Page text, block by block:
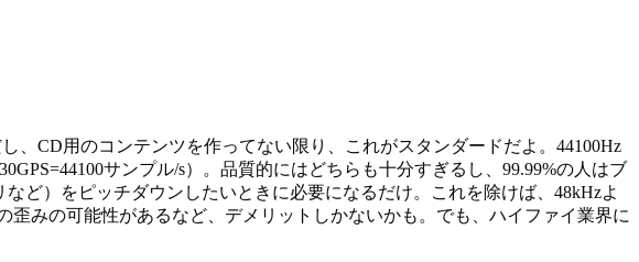
、CD用のコンテンツを作ってない限り、これがスタンダードだよ。44100Hz
サンプル/s）。品質的にはどちらも十分すぎるし、99.99%の人はブ
ど）をピッチダウンしたいときに必要になるだけ。これを除けば、48kHzよ
みの可能性があるなど、デメリットしかないかも。でも、ハイファイ業界に